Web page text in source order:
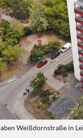
Weißdornstraße in